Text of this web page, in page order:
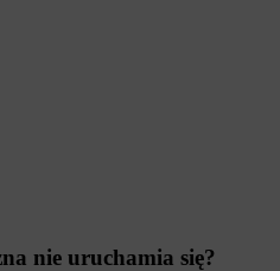
nie uruchamia się?